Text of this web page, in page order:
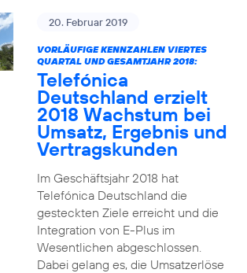
20. Februar 2019
VORLÄUFIGE KENNZAHLEN VIERTES
QUARTAL UND GESAMTJAHR 2018:
Telefónica
Deutschland erzielt
2018 Wachstum bei
Umsatz, Ergebnis und
Vertragskunden
Im Geschäftsjahr 2018 hat
Telefónica Deutschland die
gesteckten Ziele erreicht und die
Integration von E-Plus im
Wesentlichen abgeschlossen.
Dabei gelang es, die Umsatzerlöse